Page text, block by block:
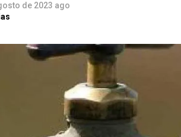
de 2023 ago